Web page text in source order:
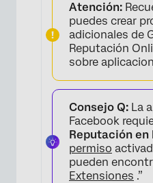
Atención:
puedes crear
adicionales de
Reputación
sobre
Consejo Q: La
Facebook
Reputación en
permiso
pueden
Extensiones .”